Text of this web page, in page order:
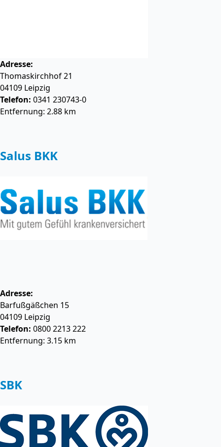
Adresse:
Thomaskirchhof 21
04109 Leipzig
Telefon: 0341 230743-0
Entfernung: 2.88 km
Salus BKK
Adresse:
Barfußgäßchen 15
04109 Leipzig
Telefon: 0800 2213 222
Entfernung: 3.15 km
SBK